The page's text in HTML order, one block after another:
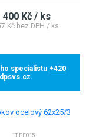
400 Kč / ks
Kč bez DPH / ks
specialistu +420
.
1T FE015